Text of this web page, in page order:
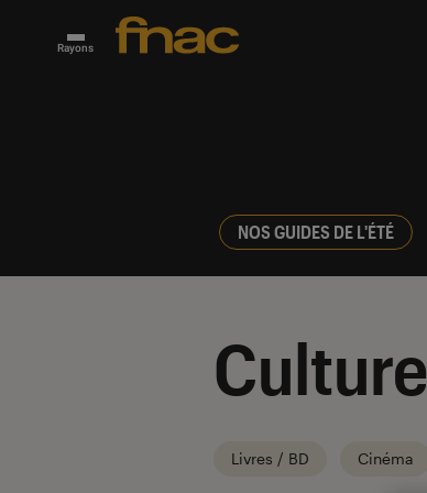
Rayons
NOS GUIDES DE L'ÉTÉ
Culture
Livres / BD Cinéma